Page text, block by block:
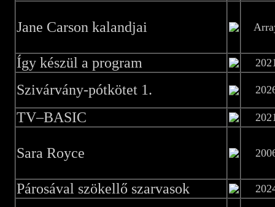
Jane Carson kalandjai
Így készül a program
Szivárvány-pótkötet 1.
TV–BASIC
Sara Royce
Párosával szökellő szarvasok